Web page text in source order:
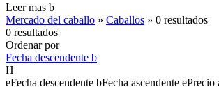
Leer mas b
Mercado del caballo » Caballos » 0 resultados
0 resultados
Ordenar por
Fecha descendente b
H
eFecha descendente bFecha ascendente ePrecio